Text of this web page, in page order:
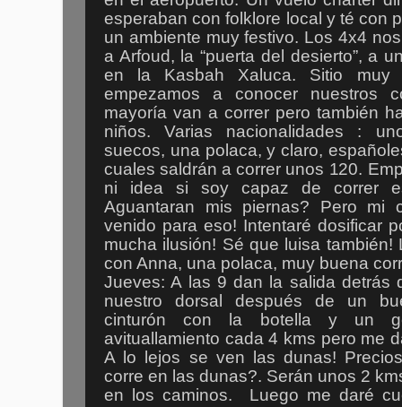
esperaban con folklore local y té con
un ambiente muy festivo. Los 4x4
a Arfoud, la “puerta del desierto”, a
en la Kasbah Xaluca. Sitio muy
empezamos a conocer nuestros
mayoría van a correr pero también
niños. Varias nacionalidades :
suecos, una polaca, y claro,
cuales saldrán a correr unos 120.
ni idea si soy capaz de correr
Aguantaran mis piernas? Pero mi
venido para eso! Intentaré dosificar
mucha ilusión! Sé que luisa también!
con Anna, una polaca, muy buena
Jueves: A las 9 dan la salida detrás
nuestro dorsal después de un
cinturón con la botella y un
avituallamiento cada 4 kms pero me
A lo lejos se ven las dunas!
corre en las dunas?. Serán unos 2
en los caminos. Luego me daré